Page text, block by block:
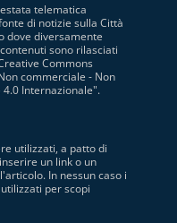
telematica
di notizie sulla Città
dove diversamente
sono rilasciati
Commons
commerciale - Non
Internazionale".
utilizzati, a patto di
un link o un
In nessun caso i
per scopi